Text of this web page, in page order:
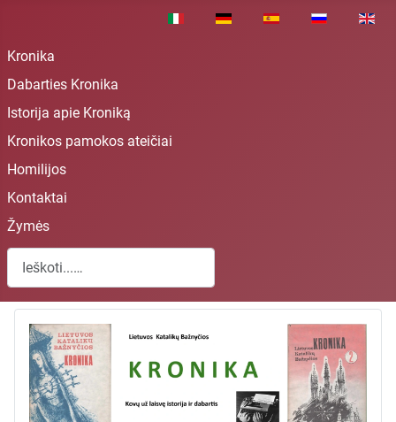
Pasirinkite savo kalbą
Kronika
Dabarties Kronika
Istorija apie Kroniką
Kronikos pamokos ateičiai
Homilijos
Kontaktai
Žymės
Paieška